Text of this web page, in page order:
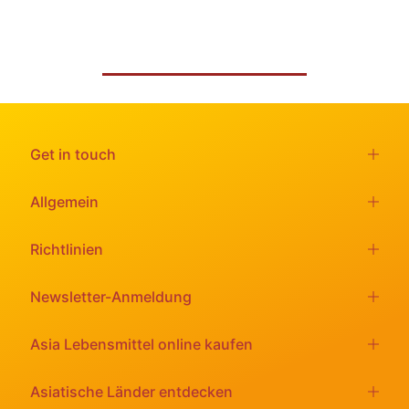
Get in touch
Allgemein
Richtlinien
Newsletter-Anmeldung
Asia Lebensmittel online kaufen
Asiatische Länder entdecken